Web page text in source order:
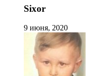
Sixor
9 июня, 2020